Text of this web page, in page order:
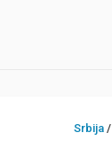
Srbija/